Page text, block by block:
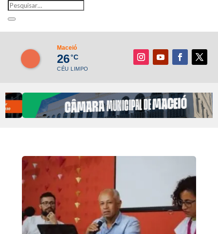
Maceió
26°C
CÉU LIMPO